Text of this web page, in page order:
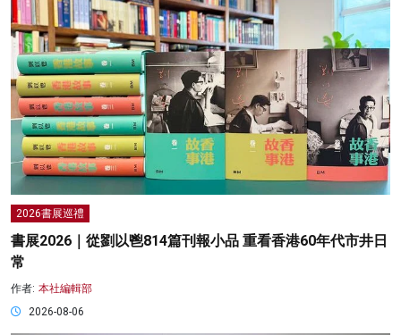
2026書展巡禮
書展2026｜從劉以鬯814篇刊報小品 重看香港60年代市井日
常
作者: 本社編輯部
2026-08-06